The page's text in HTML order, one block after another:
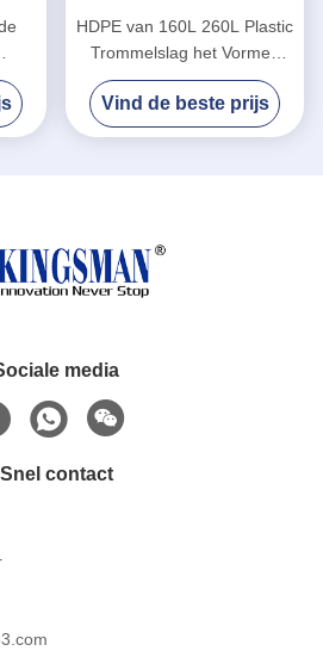
HDPE van 160L 260L Plastic
Trommelslag het Vormen
Machine Servo Hydraulisch
Systeem
Vind de beste prijs
media
Snel contact